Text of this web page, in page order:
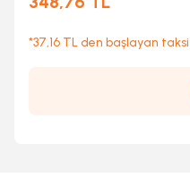
*37,16 TL den başlayan